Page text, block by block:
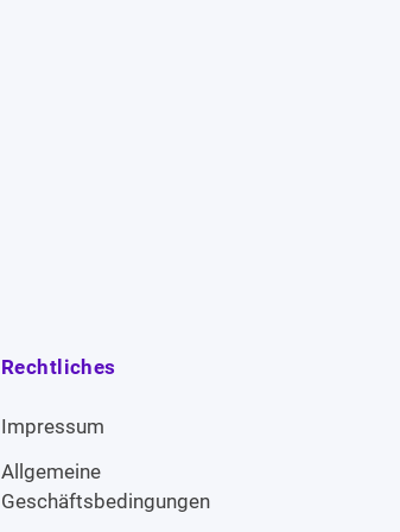
Rechtliches
Impressum
Allgemeine
Geschäftsbedingungen